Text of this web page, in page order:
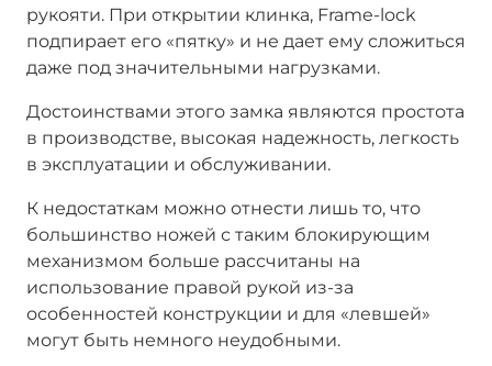
рукояти. При открытии клинка, Frame-lock
подпирает его «пятку» и не дает ему сложиться
даже под значительными нагрузками.
Достоинствами этого замка являются простота
в производстве, высокая надежность, легкость
в эксплуатации и обслуживании.
К недостаткам можно отнести лишь то, что
большинство ножей с таким блокирующим
механизмом больше рассчитаны на
использование правой рукой из-за
особенностей конструкции и для «левшей»
могут быть немного неудобными.